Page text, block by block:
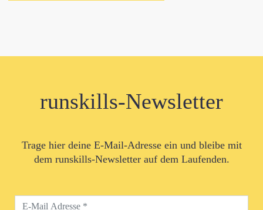
runskills-Newsletter
Trage hier deine E-Mail-Adresse ein und bleibe mit
dem runskills-Newsletter auf dem Laufenden.